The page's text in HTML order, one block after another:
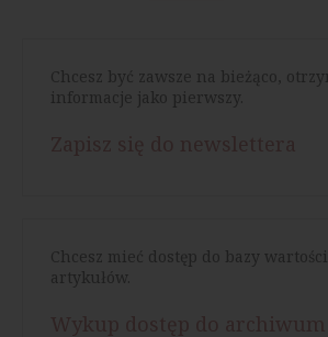
Chcesz być zawsze na bieżąco,
informacje jako pierwszy.
Chcesz mieć dostęp do bazy
artykułów.